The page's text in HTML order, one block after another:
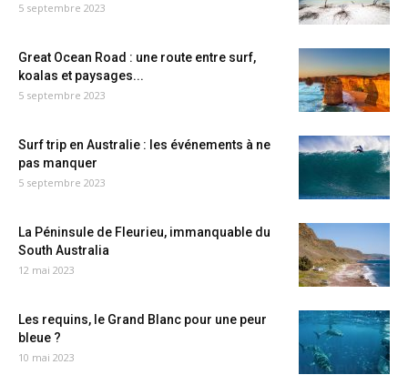
5 septembre 2023
Great Ocean Road : une route entre surf,
koalas et paysages...
5 septembre 2023
Surf trip en Australie : les événements à ne
pas manquer
5 septembre 2023
La Péninsule de Fleurieu, immanquable du
South Australia
12 mai 2023
Les requins, le Grand Blanc pour une peur
bleue ?
10 mai 2023